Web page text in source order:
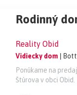
Rodinný
Reality Obid
Vidiecky dom |
Ponúkame na
Štúrova v obci